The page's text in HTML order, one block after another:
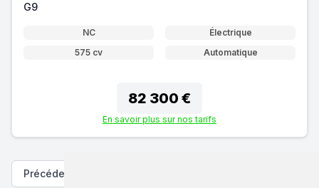
G9
NC
Électrique
575 cv
Automatique
82 300 €
En savoir plus sur nos tarifs
Précédent